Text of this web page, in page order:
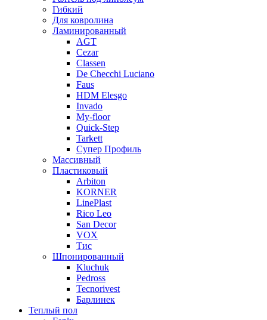
Гибкий
Для ковролина
Ламинированный
AGT
Cezar
Classen
De Checchi Luciano
Faus
HDM Elesgo
Invado
My-floor
Quick-Step
Tarkett
Супер Профиль
Массивный
Пластиковый
Arbiton
KORNER
LinePlast
Rico Leo
San Decor
VOX
Тис
Шпонированный
Kluchuk
Pedross
Tecnorivest
Барлинек
Теплый пол